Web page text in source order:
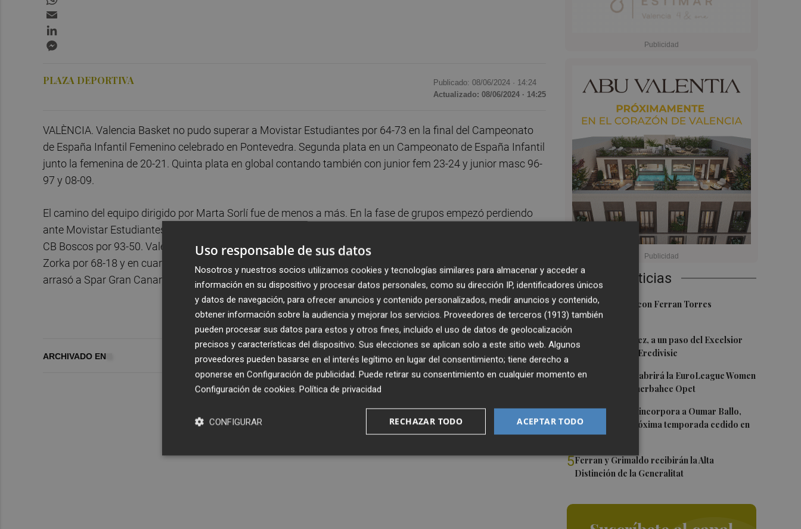
Últimas Noticias
1Foios se vuelca con Ferran Torres
2Mario Domínguez, a un paso del Excelsior
Róterdam de la Eredivisie
3 Valencia Basket abrirá la EuroLeague Women
en casa ante Fenerbahce Opet
4Valencia Basket incorpora a Oumar Ballo,
que jugará la próxima temporada cedido en
Galatasaray
5Ferran y Grimaldo recibirán la Alta
Distinción de la Generalitat
PLAZA DEPORTIVA Publicado: 08/06/2024 · 14:24
Actualizado: 08/06/2024 · 14:25
VALÈNCIA. Valencia Basket no pudo superar a Movistar Estudiantes por 64-73 en la final del Campeonato
de España Infantil Femenino celebrado en Pontevedra. Segunda plata en un Campeonato de España Infantil
junto la femenina de 20-21. Quinta plata en global contando también con junior fem 23-24 y junior masc 96-
97 y 08-09.
El camino del equipo dirigido por Marta Sorlí fue de menos a más. En la fase de grupos empezó perdiendo
ante Movistar Estudiantes 63-71, pero después encadenó dos aplastantes triunfos ante Mataró por 52-81 y
CB Boscos por 93-50. Valencia Basket quedó segundo de grupo. En octavos superó con facilidad a Celta
Zorka por 68-18 y en cuartos se impuso a Barça CBS por 74-61. Ya en semifinales el combinado taronja
arrasó a Spar Gran Canaria por 37-67 para plantarse en la segunda final infantil de la historia del Club.
ARCHIVADO EN
Uso responsable de sus datos
Nosotros y nuestros socios utilizamos cookies y tecnologías similares para almacenar y acceder a
información en su dispositivo y procesar datos personales, como su dirección IP, identificadores únicos
y datos de navegación, para ofrecer anuncios y contenido personalizados, medir anuncios y contenido,
obtener información sobre la audiencia y mejorar los servicios. Proveedores de terceros (1913) también
pueden procesar sus datos para estos y otros fines, incluido el uso de datos de geolocalización
precisos y características del dispositivo. Sus elecciones se aplican solo a este sitio web. Algunos
proveedores pueden basarse en el interés legítimo en lugar del consentimiento; tiene derecho a
oponerse en Configuración de publicidad. Puede retirar su consentimiento en cualquier momento en
Configuración de cookies. Política de privacidad
ACEPTAR TODO
RECHAZAR TODO
CONFIGURAR